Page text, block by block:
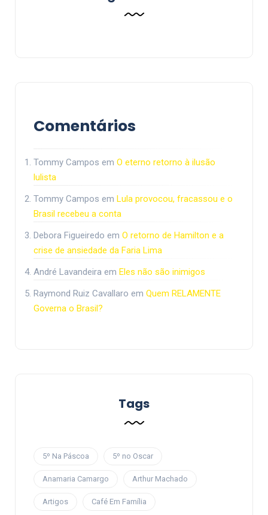
Comentários
Tommy Campos em O eterno retorno à ilusão
lulista
Tommy Campos em Lula provocou, fracassou e o
Brasil recebeu a conta
Debora Figueiredo em O retorno de Hamilton e a
crise de ansiedade da Faria Lima
André Lavandeira em Eles não são inimigos
Raymond Ruiz Cavallaro em Quem RELAMENTE
Governa o Brasil?
Tags
5º Na Páscoa 5º no Oscar
Anamaria Camargo Arthur Machado
Artigos Café Em Família